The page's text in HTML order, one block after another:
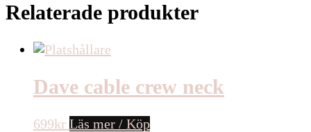
Relaterade produkter
Dave cable crew neck
699kr Läs mer / Köp